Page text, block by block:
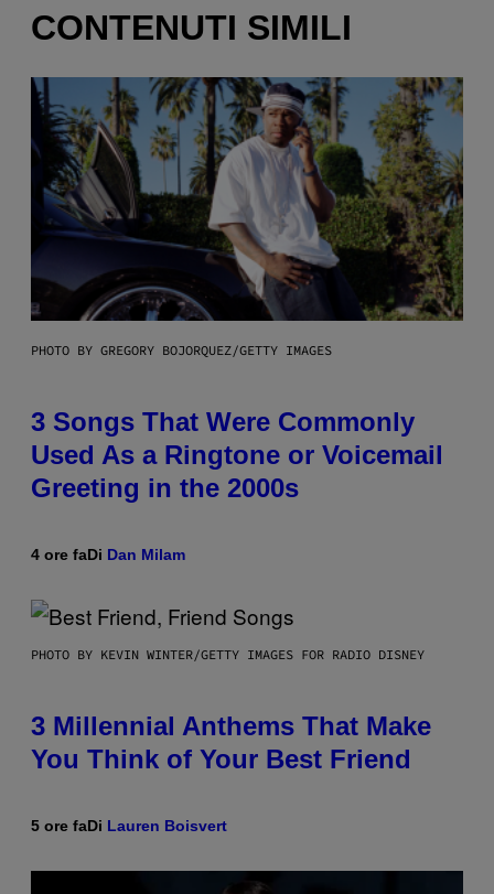
CONTENUTI SIMILI
PHOTO BY GREGORY BOJORQUEZ/GETTY IMAGES
3 Songs That Were Commonly
Used As a Ringtone or Voicemail
Greeting in the 2000s
4 ore faDi Dan Milam
PHOTO BY KEVIN WINTER/GETTY IMAGES FOR RADIO DISNEY
3 Millennial Anthems That Make
You Think of Your Best Friend
5 ore faDi Lauren Boisvert